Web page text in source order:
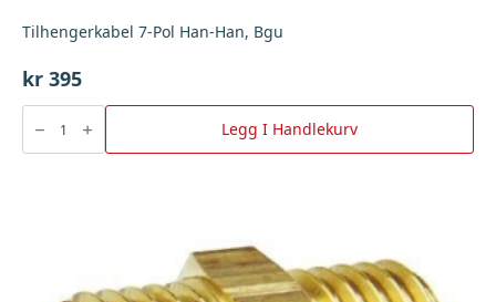
Tilhengerkabel 7-Pol Han-Han, Bgu
kr 395
Tilhengerkabel
Pol
Han-
Legg I Handlekurv